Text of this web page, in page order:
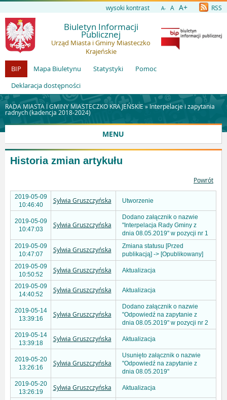
wysoki kontrast A- A A+ RSS
Biuletyn Informacji
Publicznej
Urząd Miasta i Gminy Miasteczko
Krajeńskie
BIP
Mapa Biuletynu Statystyki
Pomoc
Deklaracja dostępności
RADA MIASTA I GMINY MIASTECZKO KRAJEŃSKIE » Interpelacje i zapytania
radnych (kadencja 2018-2024)
MENU
Historia zmian artykułu
Powrót
2019-05-09
10:46:40
Sylwia Gruszczyńska Utworzenie
2019-05-09
10:47:03
Sylwia Gruszczyńska
Dodano załącznik o nazwie
"Interpelacja Rady Gminy z
dnia 08.05.2019" w pozycji nr 1
2019-05-09
10:47:07
Sylwia Gruszczyńska
Zmiana statusu [Przed
publikacją] -> [Opublikowany]
2019-05-09
10:50:52
Sylwia Gruszczyńska Aktualizacja
2019-05-09
14:40:52
Sylwia Gruszczyńska Aktualizacja
2019-05-14
13:39:16
Sylwia Gruszczyńska
Dodano załącznik o nazwie
"Odpowiedź na zapytanie z
dnia 08.05.2019" w pozycji nr 2
2019-05-14
13:39:18
Sylwia Gruszczyńska Aktualizacja
2019-05-20
13:26:16
Sylwia Gruszczyńska
Usunięto załącznik o nazwie
"Odpowiedź na zapytanie z
dnia 08.05.2019"
2019-05-20
13:26:19
Sylwia Gruszczyńska Aktualizacja